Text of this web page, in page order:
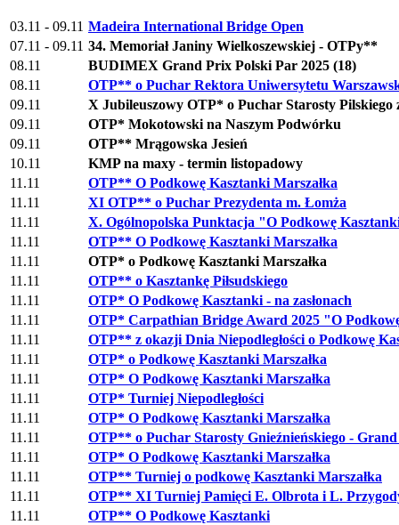
03.11 - 09.11 Madeira International Bridge Open
07.11 - 09.11 34. Memoriał Janiny Wielkoszewskiej - OTPy**
08.11
BUDIMEX Grand Prix Polski Par 2025 (18)
08.11
OTP** o Puchar Rektora Uniwersytetu
09.11
X Jubileuszowy OTP* o Puchar Starosty Pilskiego
09.11
OTP* Mokotowski na Naszym Podwórku
09.11
OTP** Mrągowska Jesień
10.11
KMP na maxy - termin listopadowy
11.11
OTP** O Podkowę Kasztanki Marszałka
11.11
XI OTP** o Puchar Prezydenta m. Łomża
11.11
X. Ogólnopolska Punktacja "O Podkowę
11.11
OTP** O Podkowę Kasztanki Marszałka
11.11
OTP* o Podkowę Kasztanki Marszałka
11.11
OTP** o Kasztankę Piłsudskiego
11.11
OTP* O Podkowę Kasztanki - na zasłonach
11.11
OTP* Carpathian Bridge Award 2025 "O
11.11
OTP** z okazji Dnia Niepodległości o Podkowę
11.11
OTP* o Podkowę Kasztanki Marszałka
11.11
OTP* O Podkowę Kasztanki Marszałka
11.11
OTP* Turniej Niepodległości
11.11
OTP* O Podkowę Kasztanki Marszałka
11.11
OTP** o Puchar Starosty Gnieźnieńskiego -
11.11
OTP* O Podkowę Kasztanki Marszałka
11.11
OTP** Turniej o podkowę Kasztanki Marszałka
11.11
OTP** XI Turniej Pamięci E. Olbrota i L.
11.11
OTP** O Podkowę Kasztanki